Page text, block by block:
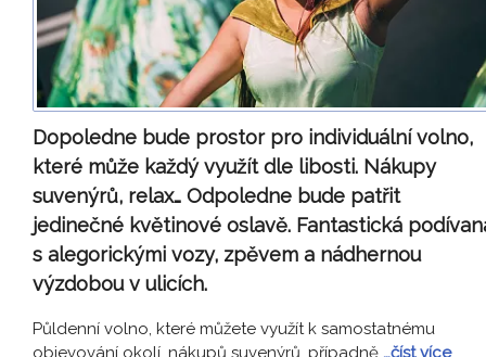
Dopoledne bude prostor pro individuální volno,
které může každý využít dle libosti. Nákupy
suvenýrů, relax… Odpoledne bude patřit
jedinečné květinové oslavě. Fantastická
s alegorickými vozy, zpěvem a nádhernou
výzdobou v ulicích.
Půldenní volno, které můžete využít k samostatnému